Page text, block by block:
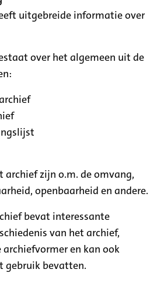
uitgebreide informatie over
over het algemeen uit de
archief zijn o.m. de omvang,
openbaarheid en andere.
bevat interessante
van het archief,
en kan ook
gebruik bevatten.